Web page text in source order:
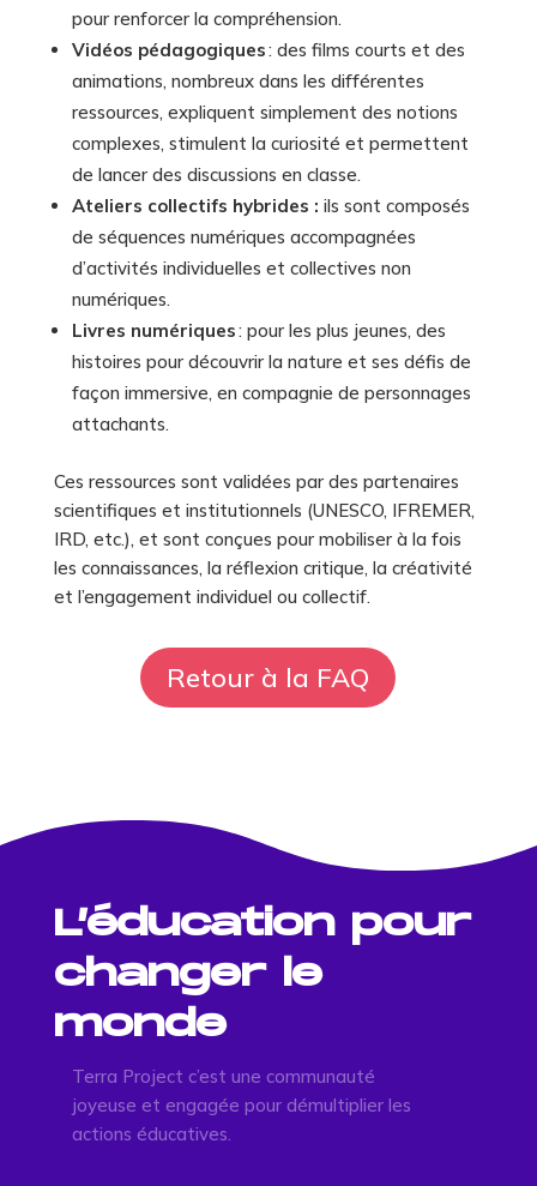
pour renforcer la compréhension.
Vidéos pédagogiques: des films courts et des
animations, nombreux dans les différentes
ressources, expliquent simplement des notions
complexes, stimulent la curiosité et permettent
de lancer des discussions en classe.
Ateliers collectifs hybrides : ils sont composés
de séquences numériques accompagnées
d’activités individuelles et collectives non
numériques.
Livres numériques: pour les plus jeunes, des
histoires pour découvrir la nature et ses défis de
façon immersive, en compagnie de personnages
attachants.
Ces ressources sont validées par des partenaires
scientifiques et institutionnels (UNESCO, IFREMER,
IRD, etc.), et sont conçues pour mobiliser à la fois
les connaissances, la réflexion critique, la créativité
et l’engagement individuel ou collectif.
Retour à la FAQ
L’éducation pour
changer le
monde
Terra Project c’est une communauté
joyeuse et engagée pour démultiplier les
actions éducatives.